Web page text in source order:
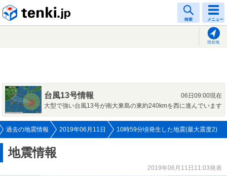
検索 メニュー
現在地
台風13号情報
06日09:00現在
大型で強い台風13号が南大東島の東約240kmを西に進んでいます
過去の地震情報 2019年06月11日 10時59分頃発生した地震(最大震度2)
地震情報
2019年06月11日11:03発表